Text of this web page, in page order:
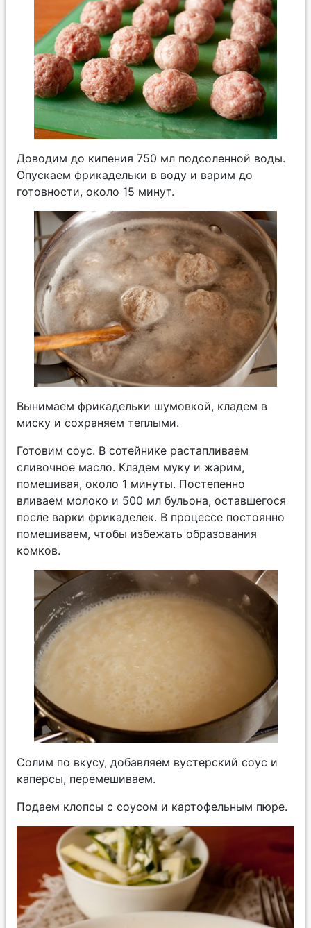
Доводим до кипения 750 мл подсоленной воды.
Опускаем фрикадельки в воду и варим до
готовности, около 15 минут.
Вынимаем фрикадельки шумовкой, кладем в
миску и сохраняем теплыми.
Готовим соус. В сотейнике растапливаем
сливочное масло. Кладем муку и жарим,
помешивая, около 1 минуты. Постепенно
вливаем молоко и 500 мл бульона, оставшегося
после варки фрикаделек. В процессе постоянно
помешиваем, чтобы избежать образования
комков.
Солим по вкусу, добавляем вустерский соус и
каперсы, перемешиваем.
Подаем клопсы с соусом и картофельным пюре.